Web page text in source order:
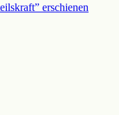
erschienen